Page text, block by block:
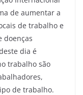
de aumentar a
de trabalho e
doenças
dia é
trabalho são
de trabalho.